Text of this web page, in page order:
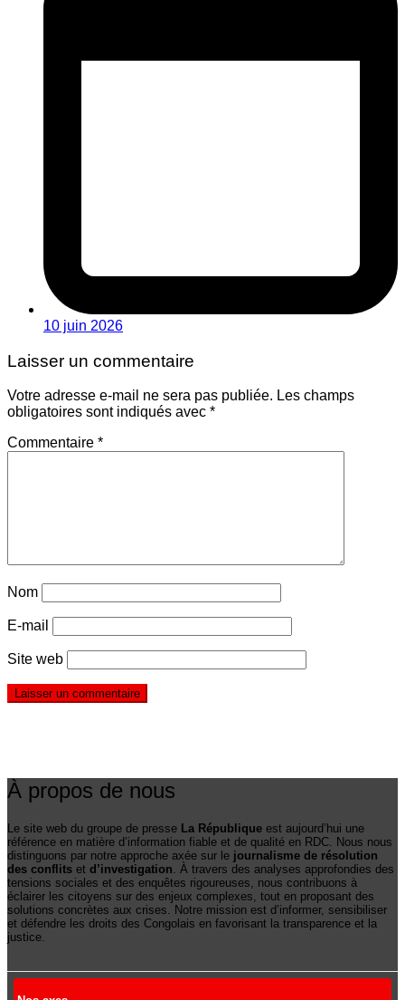
10 juin 2026
Laisser un commentaire
Votre adresse e-mail ne sera pas publiée. Les champs
obligatoires sont indiqués avec *
Commentaire *
Nom
E-mail
Site web
À propos de nous
Le site web du groupe de presse La République est aujourd’hui une
référence en matière d’information fiable et de qualité en RDC. Nous nous
distinguons par notre approche axée sur le journalisme de résolution
des conflits et d’investigation. À travers des analyses approfondies des
tensions sociales et des enquêtes rigoureuses, nous contribuons à
éclairer les citoyens sur des enjeux complexes, tout en proposant des
solutions concrètes aux crises. Notre mission est d’informer, sensibiliser
et défendre les droits des Congolais en favorisant la transparence et la
justice.